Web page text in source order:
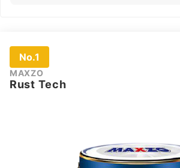
No.1
MAXZO
Rust Tech